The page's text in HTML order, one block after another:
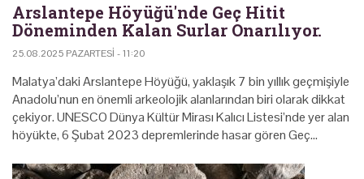
Arslantepe Höyüğü'nde Geç Hitit
Döneminden Kalan Surlar Onarılıyor.
25.08.2025 PAZARTESI - 11:20
Malatya’daki Arslantepe Höyüğü, yaklaşık 7 bin yıllık geçmişiyle
Anadolu’nun en önemli arkeolojik alanlarından biri olarak dikkat
çekiyor. UNESCO Dünya Kültür Mirası Kalıcı Listesi’nde yer alan
höyükte, 6 Şubat 2023 depremlerinde hasar gören Geç…